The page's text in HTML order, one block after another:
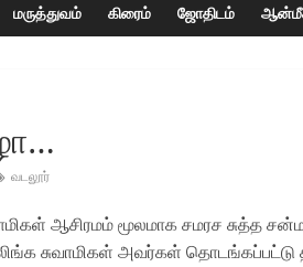
மருத்துவம் கிரைம் ஜோ‌திட‌ம்
வடலூர்
ஆசிரமம் மூலமாக சமரச சுத்த
சுவாமிகள் அவர்கள் தொடங்கப்பட்டு